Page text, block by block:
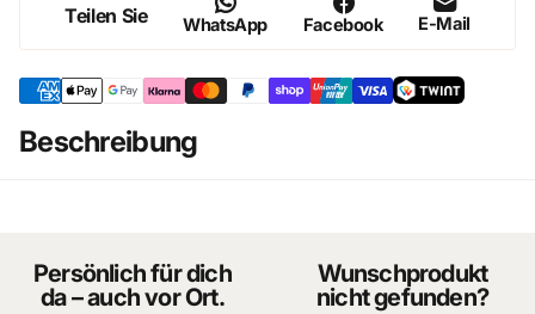
Teilen Sie WhatsApp Facebook E-Mail
Beschreibung
Persönlich für dich
da – auch vor Ort.
Wunschprodukt
nicht gefunden?